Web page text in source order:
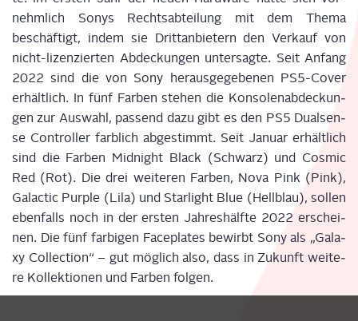
nehm­lich Sonys Rechts­ab­tei­lung mit dem The­ma
beschäf­tigt, indem sie Dritt­an­bie­tern den Ver­kauf von
nicht-lizen­zier­ten Abde­ckun­gen unter­sag­te. Seit Anfang
2022 sind die von Sony her­aus­ge­ge­be­nen PS5-Cover
erhält­lich. In fünf Far­ben ste­hen die Kon­so­len­ab­de­ckun­
gen zur Aus­wahl, pas­send dazu gibt es den PS5 Dual­sen­
se Con­trol­ler farb­lich abge­stimmt. Seit Janu­ar erhält­lich
sind die Far­ben Mid­night Black (Schwarz) und Cos­mic
Red (Rot). Die drei wei­te­ren Far­ben, Nova Pink (Pink),
Galac­tic Pur­ple (Lila) und Star­light Blue (Hell­blau), sol­len
eben­falls noch in der ers­ten Jah­res­hälf­te 2022 erschei­
nen. Die fünf far­bi­gen Face­pla­tes bewirbt Sony als „Gala­
xy Coll­ec­tion“ – gut mög­lich also, dass in Zukunft wei­te­
re Kol­lek­tio­nen und Far­ben folgen.